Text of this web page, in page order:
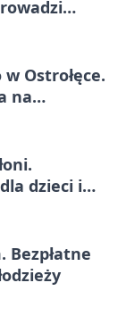
Ostrołęce.
na
dzieci i
Bezpłatne